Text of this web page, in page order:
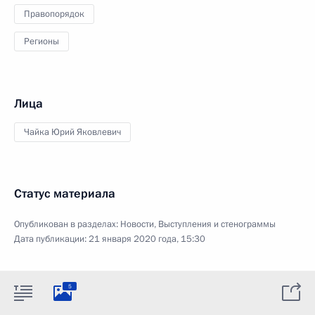
Правопорядок
Регионы
Лица
Чайка Юрий Яковлевич
Статус материала
Опубликован в разделах: Новости, Выступления и стенограммы
Дата публикации:21 января 2020 года, 15:30
5